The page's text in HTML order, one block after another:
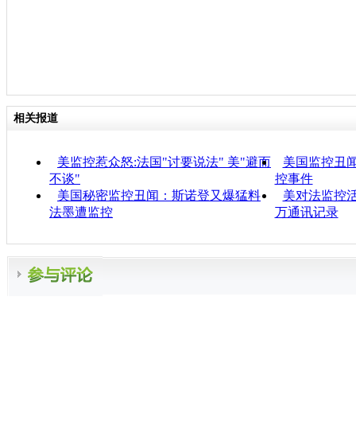
相关报道
美监控惹众怒:法国"讨要说法" 美"避而
不谈"
美国监控丑
控事件
美国秘密监控丑闻：斯诺登又爆猛料
法墨遭监控
美对法监控
万通讯记录